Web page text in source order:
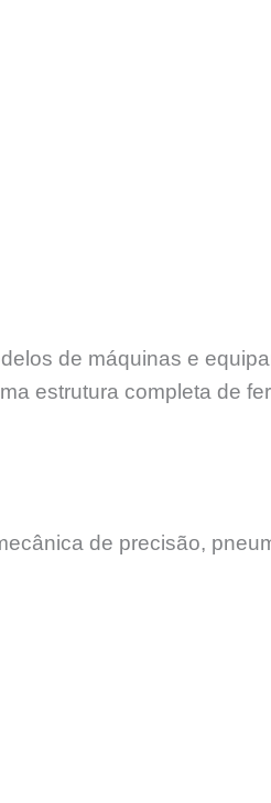
de máquinas e
estrutura completa de
de precisão,